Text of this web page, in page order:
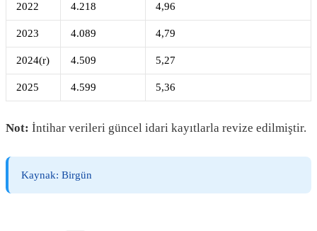
2022 4.218 4,96
2023 4.089 4,79
2024(r) 4.509 5,27
2025 4.599 5,36
Not: İntihar verileri güncel idari kayıtlarla revize edilmiştir.
Kaynak: Birgün